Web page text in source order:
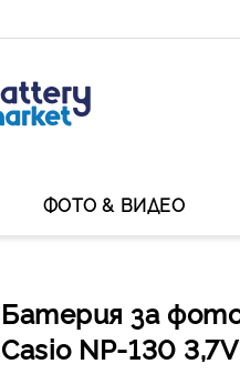
ФОТО & ВИДЕО
Батерия за
Casio NP-130